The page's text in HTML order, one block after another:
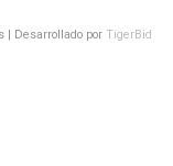
| Desarrollado por TigerBid